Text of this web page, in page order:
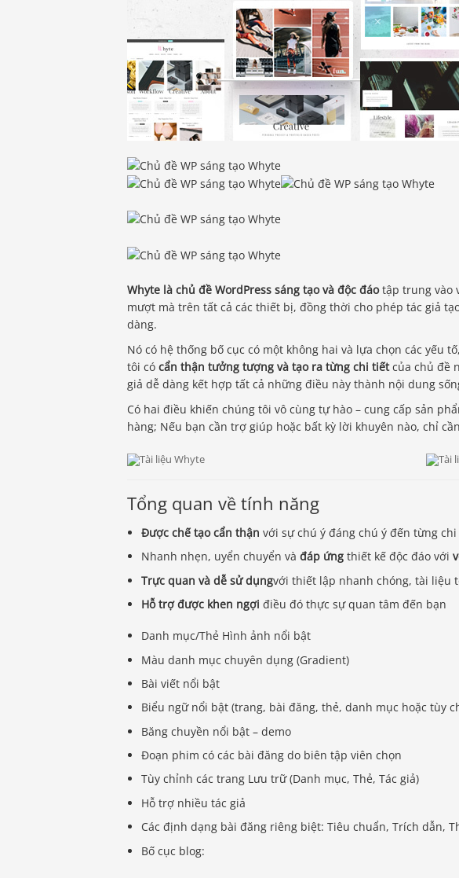
Whyte là chủ đề WordPress sáng tạo và độc đáotập trung vào
mượt mà trên tất cả các thiết bị, đồng thời cho phép tác giả
dàng.
Nó có hệ thống bố cục có một không hai và lựa chọn các yếu
tôi có cẩn thận tưởng tượng và tạo ra từng chi tiếtcủa chủ đề
giả dễ dàng kết hợp tất cả những điều này thành nội dung
Có hai điều khiến chúng tôi vô cùng tự hào – cung cấp sản
hàng; Nếu bạn cần trợ giúp hoặc bất kỳ lời khuyên nào, chỉ
Tổng quan về tính năng
Được chế tạo cẩn thận với sự chú ý đáng chú ý đến từng
Nhanh nhẹn, uyển chuyển vàđáp ứng thiết kế độc đáo với
Trực quan và dễ sử dụngvới thiết lập nhanh chóng, tài liệu
Hỗ trợ được khen ngợi điều đó thực sự quan tâm đến bạn
Danh mục/Thẻ Hình ảnh nổi bật
Màu danh mục chuyên dụng (Gradient)
Bài viết nổi bật
Biểu ngữ nổi bật (trang, bài đăng, thẻ, danh mục hoặc tùy
Băng chuyền nổi bật – demo
Đoạn phim có các bài đăng do biên tập viên chọn
Tùy chỉnh các trang Lưu trữ (Danh mục, Thẻ, Tác giả)
Hỗ trợ nhiều tác giả
Các định dạng bài đăng riêng biệt: Tiêu chuẩn, Trích dẫn,
Bố cục blog: